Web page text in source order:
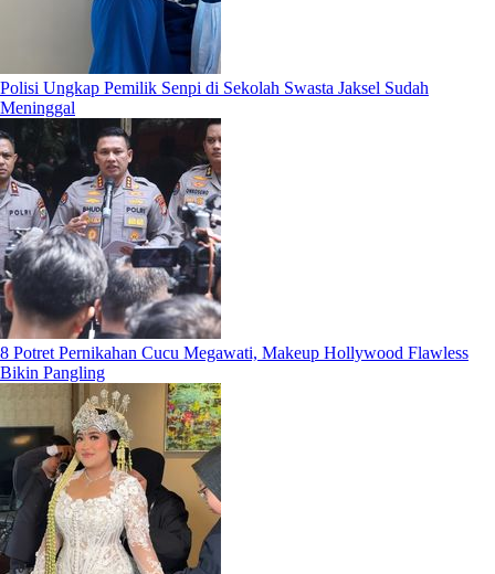
Polisi Ungkap Pemilik Senpi di Sekolah Swasta Jaksel Sudah
Meninggal
8 Potret Pernikahan Cucu Megawati, Makeup Hollywood Flawless
Bikin Pangling